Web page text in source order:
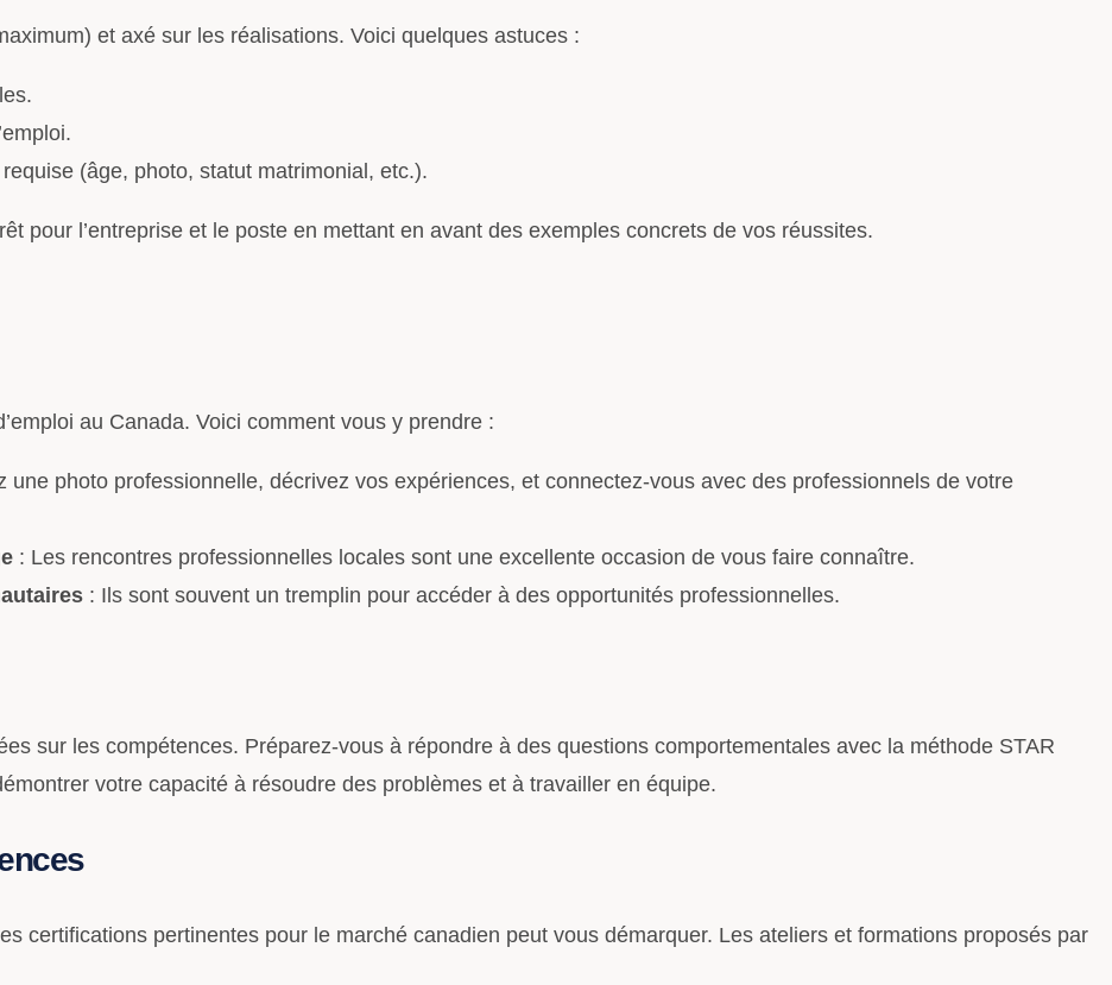
et axé sur les réalisations. Voici quelques astuces :
(âge, photo, statut matrimonial, etc.).
pour l’entreprise et le poste en mettant en avant des exemples concrets de vos réussites.
au Canada. Voici comment vous y prendre :
une photo professionnelle, décrivez vos expériences, et connectez-vous avec des professionnels de votre
: Les rencontres professionnelles locales sont une excellente occasion de vous faire connaître.
: Ils sont souvent un tremplin pour accéder à des opportunités professionnelles.
sur les compétences. Préparez-vous à répondre à des questions comportementales avec la méthode STAR
votre capacité à résoudre des problèmes et à travailler en équipe.
certifications pertinentes pour le marché canadien peut vous démarquer. Les ateliers et formations proposés par